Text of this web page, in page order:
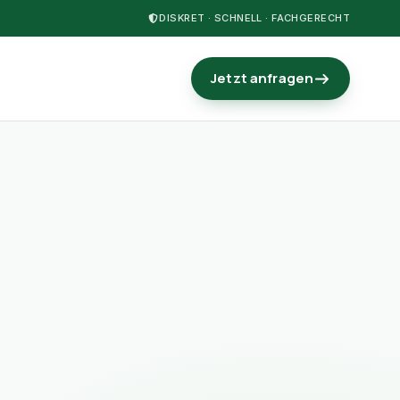
DISKRET · SCHNELL · FACHGERECHT
Jetzt anfragen